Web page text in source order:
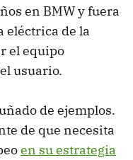
en BMW y fuera
eléctrica de la
el equipo
usuario.
de ejemplos.
de que necesita
en su estrategia